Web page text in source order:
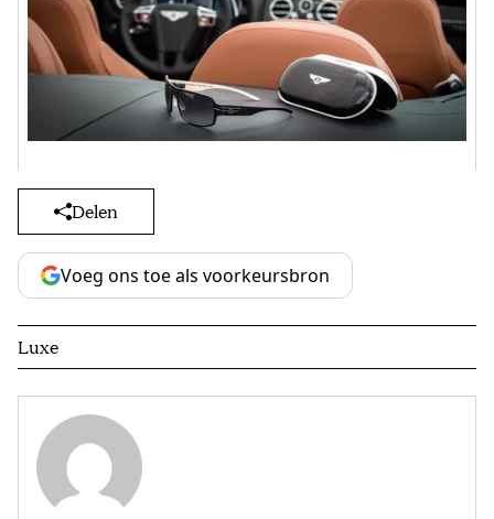
Delen
Voeg ons toe als voorkeursbron
Luxe